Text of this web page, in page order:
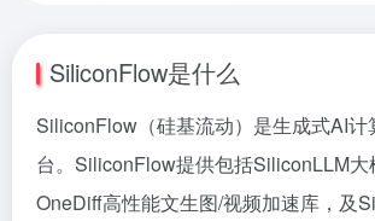
SiliconFlow是什么
SiliconFlow（硅基流动）是生成式AI计
台。SiliconFlow提供包括SiliconLLM大
OneDiff高性能文生图/视频加速库，及